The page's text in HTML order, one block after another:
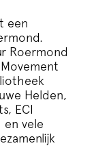
een
Roermond
Helden,
ECI
en vele